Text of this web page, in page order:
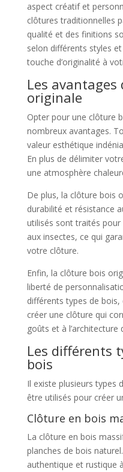
aspect créatif et
clôtures traditionnelles
qualité et des finitions
selon différents styles
touche d’originalité à
Les avantages
originale
Opter pour une clôture
nombreux avantages.
valeur esthétique
En plus de délimiter
une atmosphère
De plus, la clôture bois
durabilité et résistance
utilisés sont traités pour
aux insectes, ce qui
votre clôture.
Enfin, la clôture bois
liberté de
différents types de
créer une clôture qui
goûts et à l’architecture
Les différents
bois
Il existe plusieurs types
être utilisés pour créer
Clôture en bois
La clôture en bois
planches de bois
authentique et rustique